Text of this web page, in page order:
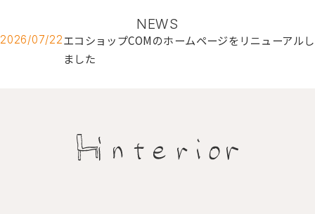
NEWS
2026/07/22エコショップCOMのホームページをリニューアルし
ました